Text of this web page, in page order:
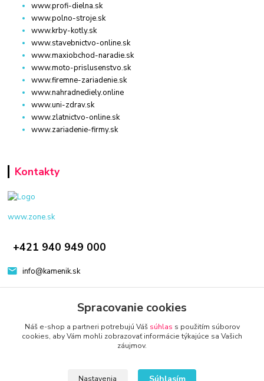
www.profi-dielna.sk
www.polno-stroje.sk
www.krby-kotly.sk
www.stavebnictvo-online.sk
www.maxiobchod-naradie.sk
www.moto-prislusenstvo.sk
www.firemne-zariadenie.sk
www.nahradnediely.online
www.uni-zdrav.sk
www.zlatnictvo-online.sk
www.zariadenie-firmy.sk
Kontakty
www.zone.sk
+421 940 949 000
info@kamenik.sk
Spracovanie cookies
Náš e-shop a partneri potrebujú Váš súhlas s použitím súborov
cookies, aby Vám mohli zobrazovať informácie týkajúce sa Vašich
záujmov.
Nastavenia